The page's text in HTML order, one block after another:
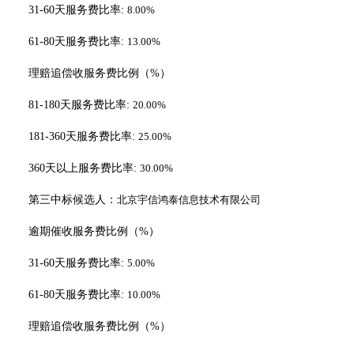
31-60天服务费比率: 8.00%
61-80天服务费比率: 13.00%
理赔追偿收服务费比例（%）
81-180天服务费比率: 20.00%
181-360天服务费比率: 25.00%
360天以上服务费比率: 30.00%
第三中标候选人： 北京宇信鸿泰信息技术有限公司
逾期催收服务费比例（%）
31-60天服务费比率: 5.00%
61-80天服务费比率: 10.00%
理赔追偿收服务费比例（%）